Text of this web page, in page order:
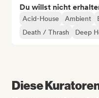
Du willst nicht
Acid-House Ambient
Death / Thrash
Deep
Diese